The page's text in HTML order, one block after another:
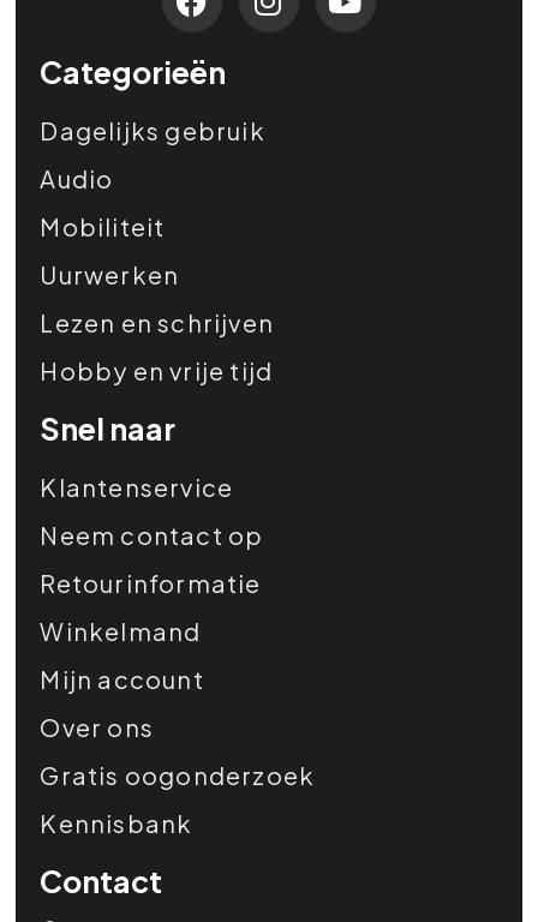
Categorieën
Dagelijks gebruik
Audio
Mobiliteit
Uurwerken
Lezen en schrijven
Hobby en vrije tijd
Snel naar
Klantenservice
Neem contact op
Retourinformatie
Winkelmand
Mijn account
Over ons
Gratis oogonderzoek
Kennisbank
Contact